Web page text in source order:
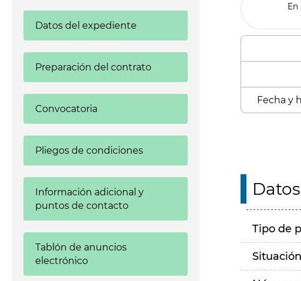
Datos del expediente
Preparación del contrato
Convocatoria
Pliegos de condiciones
Información adicional y
puntos de contacto
Tablón de anuncios
electrónico
En
Fecha y
Tipo de
Situación